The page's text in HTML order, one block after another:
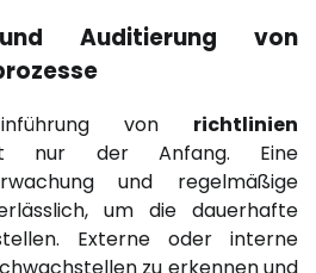
Auditierung von
von richtlinien
nur der Anfang. Eine
und regelmäßige
um die dauerhafte
Externe oder interne